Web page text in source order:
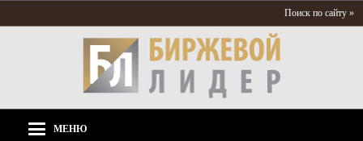
Поиск по сайту »
МЕНЮ